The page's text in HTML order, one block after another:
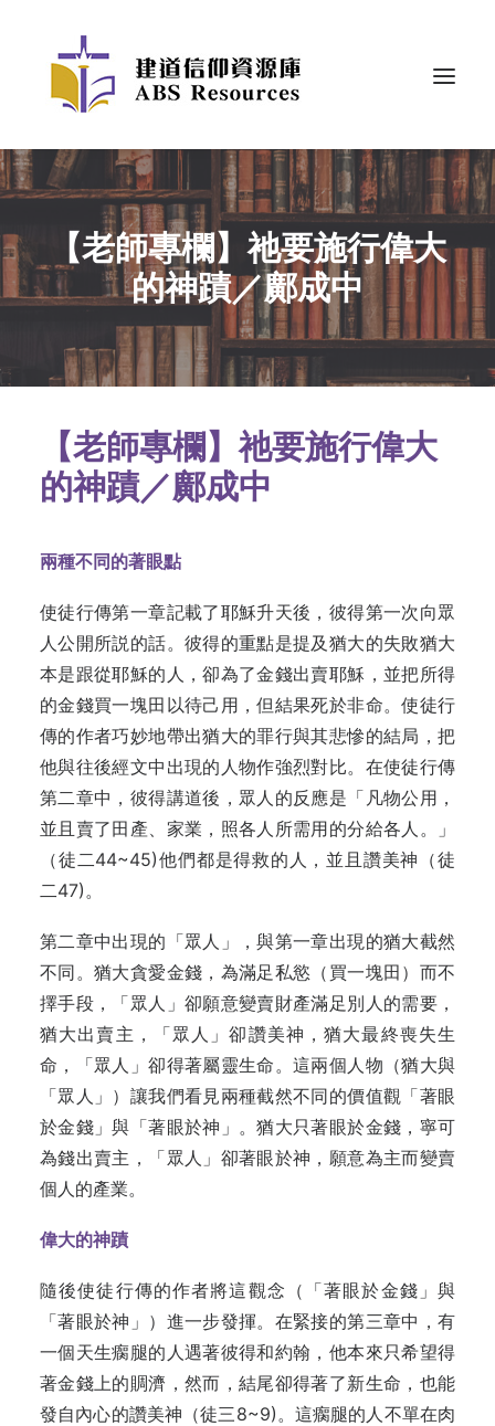
【老師專欄】祂要施行偉大
的神蹟／鄺成中
【老師專欄】祂要施行偉大
的神蹟／鄺成中
兩種不同的著眼點
使徒行傳第一章記載了耶穌升天後，彼得第一次向眾
人公開所説的話。彼得的重點是提及猶大的失敗猶大
本是跟從耶穌的人，卻為了金錢出賣耶穌，並把所得
的金錢買一塊田以待己用，但結果死於非命。使徒行
傳的作者巧妙地帶出猶大的罪行與其悲慘的結局，把
他與往後經文中出現的人物作強烈對比。在使徒行傳
第二章中，彼得講道後，眾人的反應是「凡物公用，
並且賣了田產、家業，照各人所需用的分給各人。」
（徒二44~45)他們都是得救的人，並且讚美神（徒
二47)。
第二章中出現的「眾人」，與第一章出現的猶大截然
不同。猶大貪愛金錢，為滿足私慾（買一塊田）而不
擇手段，「眾人」卻願意變賣財產滿足別人的需要，
猶大出賣主，「眾人」卻讚美神，猶大最終喪失生
命，「眾人」卻得著屬靈生命。這兩個人物（猶大與
「眾人」）讓我們看見兩種截然不同的價值觀「著眼
於金錢」與「著眼於神」。猶大只著眼於金錢，寧可
為錢出賣主，「眾人」卻著眼於神，願意為主而變賣
個人的產業。
偉大的神蹟
隨後使徒行傳的作者將這觀念（「著眼於金錢」與
「著眼於神」）進一步發揮。在緊接的第三章中，有
一個天生瘸腿的人遇著彼得和約翰，他本來只希望得
著金錢上的賙濟，然而，結尾卻得著了新生命，也能
發自內心的讚美神（徒三8~9)。這瘸腿的人不單在肉